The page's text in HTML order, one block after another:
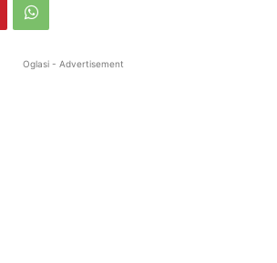
Oglasi - Advertisement